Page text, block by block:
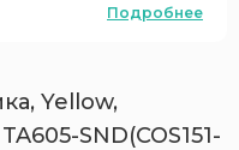
Подробнее
Yellow,
SND(COS151-